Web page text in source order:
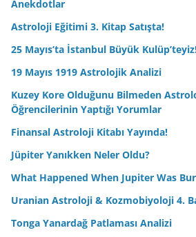
Anekdotlar
Astroloji Eğitimi 3. Kitap Satışta!
25 Mayıs’ta İstanbul Büyük
19 Mayıs 1919 Astrolojik Analizi
Kuzey Kore Olduğunu Bilmeden
Öğrencilerinin Yaptığı Yorumlar
Finansal Astroloji Kitabı Yayında!
Jüpiter Yanıkken Neler Oldu?
What Happened When Jupiter Was
Uranian Astroloji & Kozmobiyoloji 4.
Tonga Yanardağ Patlaması Analizi